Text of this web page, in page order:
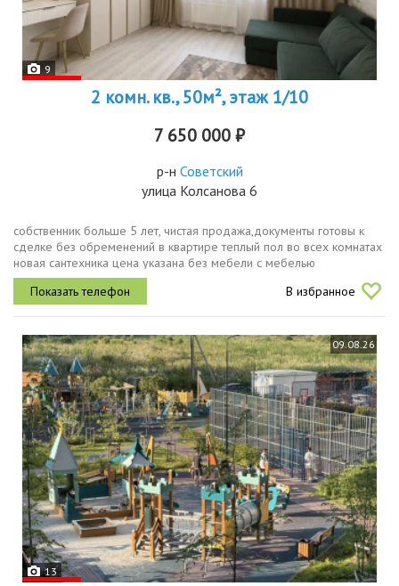
9
2 комн. кв., 50м², этаж 1/10
7 650 000 ₽
р-н Советский
улица Колсанова 6
собственник больше 5 лет, чистая продажа,документы готовы к
сделке без обременений в квартире теплый пол во всех комнатах
новая сантехника цена указана без мебели с мебелью
обсуждается индивидуально
В избранное
09.08.26
13